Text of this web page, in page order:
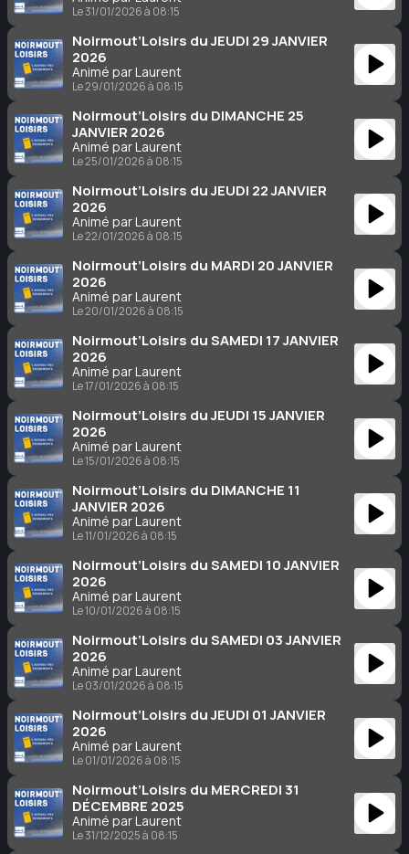
Le 31/01/2026 à 08:15
Noirmout’Loisirs du JEUDI 29 JANVIER
2026
Animé par Laurent
Le 29/01/2026 à 08:15
Noirmout’Loisirs du DIMANCHE 25
JANVIER 2026
Animé par Laurent
Le 25/01/2026 à 08:15
Noirmout’Loisirs du JEUDI 22 JANVIER
2026
Animé par Laurent
Le 22/01/2026 à 08:15
Noirmout’Loisirs du MARDI 20 JANVIER
2026
Animé par Laurent
Le 20/01/2026 à 08:15
Noirmout’Loisirs du SAMEDI 17 JANVIER
2026
Animé par Laurent
Le 17/01/2026 à 08:15
Noirmout’Loisirs du JEUDI 15 JANVIER
2026
Animé par Laurent
Le 15/01/2026 à 08:15
Noirmout’Loisirs du DIMANCHE 11
JANVIER 2026
Animé par Laurent
Le 11/01/2026 à 08:15
Noirmout’Loisirs du SAMEDI 10 JANVIER
2026
Animé par Laurent
Le 10/01/2026 à 08:15
Noirmout’Loisirs du SAMEDI 03 JANVIER
2026
Animé par Laurent
Le 03/01/2026 à 08:15
Noirmout’Loisirs du JEUDI 01 JANVIER
2026
Animé par Laurent
Le 01/01/2026 à 08:15
Noirmout’Loisirs du MERCREDI 31
DÉCEMBRE 2025
Animé par Laurent
Le 31/12/2025 à 08:15